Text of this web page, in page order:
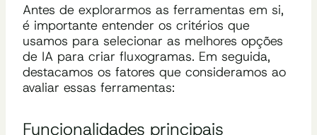
Antes de explorarmos as ferramentas em si,
é importante entender os critérios que
usamos para selecionar as melhores opções
de IA para criar fluxogramas. Em seguida,
destacamos os fatores que consideramos ao
avaliar essas ferramentas:
Funcionalidades principais